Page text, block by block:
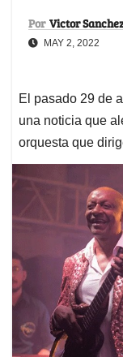
Por Victor
MAY 2, 2022
El pasado 29 de
una noticia que
orquesta que